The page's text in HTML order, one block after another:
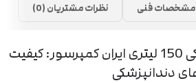
مشخصات فنی نظرات مشتریان (0)
کمپرسور دندانپزشکی 150 لیتری ایران کمپرسور: کیفیت
دندانپزشکی